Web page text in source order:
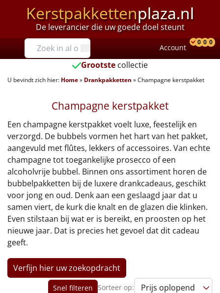
Kerstpakkettenplaza.nl
De leverancier die uw goede doel steunt
Prijzen
Tot €25
€25 tot €35
€35 tot €40
€40 tot €45
€45 tot €50
€50 tot €55
€55 tot €75
€75 tot €100
€100 en hoger
Alle kerstpakketten 2026
Account
0 0 0
Grootste collectie
U bevindt zich hier: Home» Drankpakketten »Champagne kerstpakket
Champagne kerstpakket
Een champagne kerstpakket voelt luxe, feestelijk en
verzorgd. De bubbels vormen het hart van het pakket,
aangevuld met flûtes, lekkers of accessoires. Van echte
champagne tot toegankelijke prosecco of een
alcoholvrije bubbel. Binnen ons assortiment horen de
bubbelpakketten bij de luxere drankcadeaus, geschikt
voor jong en oud. Denk aan een geslaagd jaar dat u
samen viert, de kurk die knalt en de glazen die klinken.
Even stilstaan bij wat er is bereikt, en proosten op het
nieuwe jaar. Dat is precies het gevoel dat dit cadeau
geeft.
Verfijn hier uw zoekopdracht
Snel filteren Sorteer op: